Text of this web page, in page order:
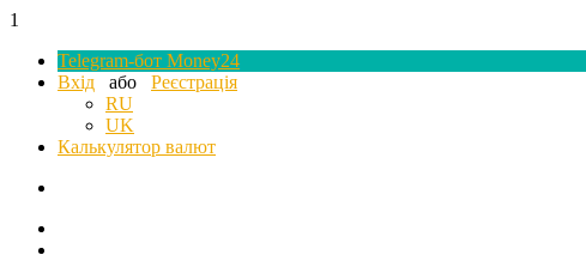
1
Telegram-бот Money24
Вхід або Реєстрація
RU
UK
Калькулятор валют